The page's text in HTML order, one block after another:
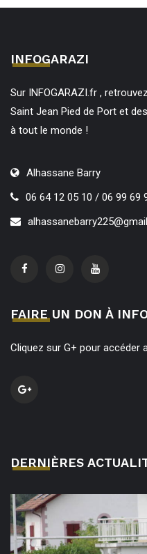
INFOGARAZI
Sur INFOGARAZI.fr ,
Saint Jean Pied de Port et
à tout le monde !
Alhassane Barry
06 64 12 05 10 / 06 99 69
FAIRE UN DON À
Cliquez sur G+ pour accéder
DERNIÈRES